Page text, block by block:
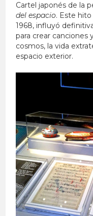
Cartel japonés de la
del espacio. Este
1968, influyó
para crear canciones
cosmos, la vida
espacio exterior.